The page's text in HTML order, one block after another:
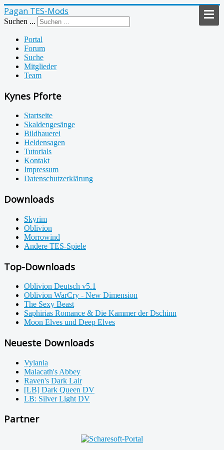
Pagan TES-Mods
Suchen ...
Portal
Forum
Suche
Mitglieder
Team
Kynes Pforte
Startseite
Skaldengesänge
Bildhauerei
Heldensagen
Tutorials
Kontakt
Impressum
Datenschutzerklärung
Downloads
Skyrim
Oblivion
Morrowind
Andere TES-Spiele
Top-Downloads
Oblivion Deutsch v5.1
Oblivion WarCry - New Dimension
The Sexy Beast
Saphirias Romance & Die Kammer der Dschinn
Moon Elves und Deep Elves
Neueste Downloads
Vylania
Malacath's Abbey
Raven's Dark Lair
[LB] Dark Queen DV
LB: Silver Light DV
Partner